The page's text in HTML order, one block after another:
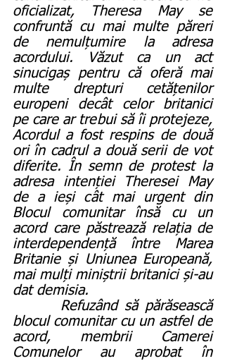
oficializat, Theresa May se
confruntă cu mai multe păreri
de nemulțumire la adresa
acordului. Văzut ca un act
sinucigaș pentru că oferă mai
multe drepturi cetățenilor
europeni decât celor britanici
pe care ar trebui să îi protejeze,
Acordul a fost respins de două
ori în cadrul a două serii de vot
diferite. În semn de protest la
adresa intenției Theresei May
de a ieși cât mai urgent din
Blocul comunitar însă cu un
acord care păstrează relația de
interdependență între Marea
Britanie și Uniunea Europeană,
mai mulți miniștrii britanici și-au
dat demisia.
blocul comunitar cu un astfel de
acord, membrii Camerei
Comunelor au aprobat în